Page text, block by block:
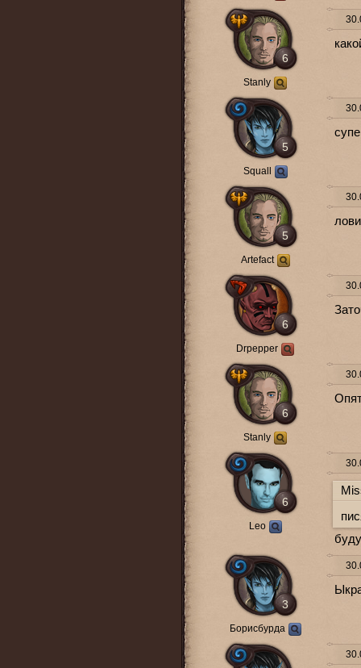
6
Stanly
5
Squall
5
Artefact
6
Drpepper
6
Stanly
6
Leo
3
Борисбурда